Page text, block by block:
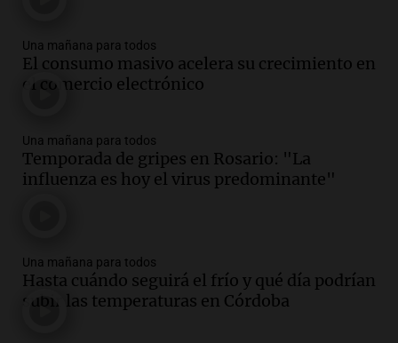
Una mañana para todos
El consumo masivo acelera su crecimiento en
el comercio electrónico
Una mañana para todos
Temporada de gripes en Rosario: "La
influenza es hoy el virus predominante"
Una mañana para todos
Hasta cuándo seguirá el frío y qué día podrían
subir las temperaturas en Córdoba